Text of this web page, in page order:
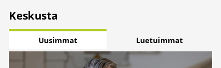
Keskusta
Uusimmat Luetuimmat